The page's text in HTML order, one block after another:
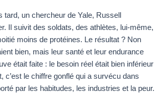
tard, un chercheur de Yale, Russell
Il suivit des soldats, des athlètes, lui-même,
moins de protéines. Le résultat ? Non
bien, mais leur santé et leur endurance
était faite : le besoin réel était bien inférieur
c’est le chiffre gonflé qui a survécu dans
par les habitudes, les industries et la peur.